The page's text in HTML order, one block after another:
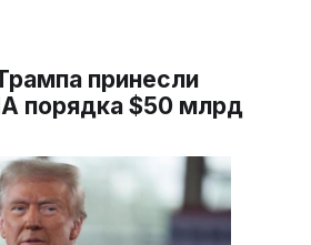
принесли
порядка $50 млрд